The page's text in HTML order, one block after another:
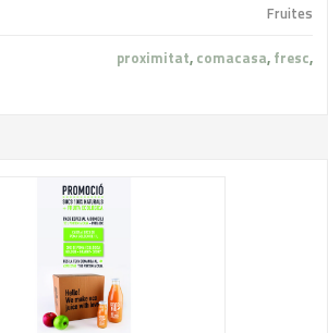
Fruites
proximitat, comacasa, fresc,